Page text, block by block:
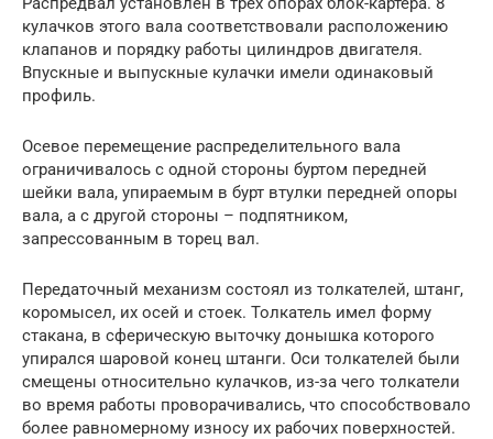
кулачков этого вала соответствовали расположению
клапанов и порядку работы цилиндров двигателя.
Впускные и выпускные кулачки имели одинаковый
профиль.
Осевое перемещение распределительного вала
ограничивалось с одной стороны буртом передней
шейки вала, упираемым в бурт втулки передней опоры
вала, а с другой стороны – подпятником,
запрессованным в торец вал.
Передаточный механизм состоял из толкателей, штанг,
коромысел, их осей и стоек. Толкатель имел форму
стакана, в сферическую выточку донышка которого
упирался шаровой конец штанги. Оси толкателей были
смещены относительно кулачков, из-за чего толкатели
во время работы проворачивались, что способствовало
более равномерному износу их рабочих поверхностей.